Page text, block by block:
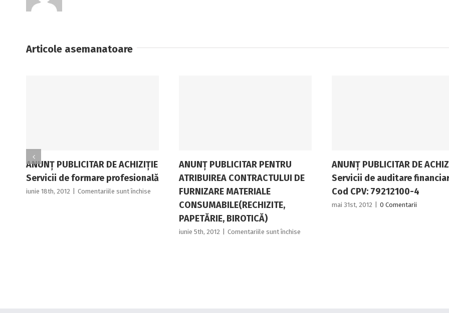
Articole asemanatoare
ANUNŢ PUBLICITAR DE ACHIZIŢIE
Servicii de formare profesională
iunie 18th, 2012 Comentariile sunt închise
ANUNȚ PUBLICITAR PENTRU
ATRIBUIREA CONTRACTULUI DE
FURNIZARE MATERIALE
CONSUMABILE(RECHIZITE,
PAPETĂRIE, BIROTICĂ)
iunie 5th, 2012 Comentariile sunt închise
ANUNŢ PUBLICITAR DE
Servicii de auditare
Cod CPV: 79212100-4
mai 31st, 2012 0 Comentarii